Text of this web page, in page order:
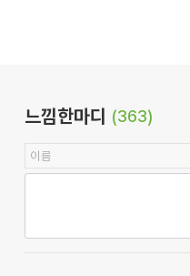
느낌한마디 (363)